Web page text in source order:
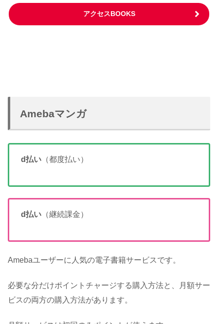
アクセスBOOKS
Amebaマンガ
d払い （都度払い）
d払い （継続課金）
Amebaユーザーに人気の電子書籍サービスです。
必要な分だけポイントチャージする購入方法と、月額サー
ビスの両方の購入方法があります。